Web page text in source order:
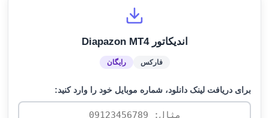
اندیکاتور Diapazon MT4
فارکس رایگان
برای دریافت لینک دانلود، شماره موبایل خود را وارد کنید: